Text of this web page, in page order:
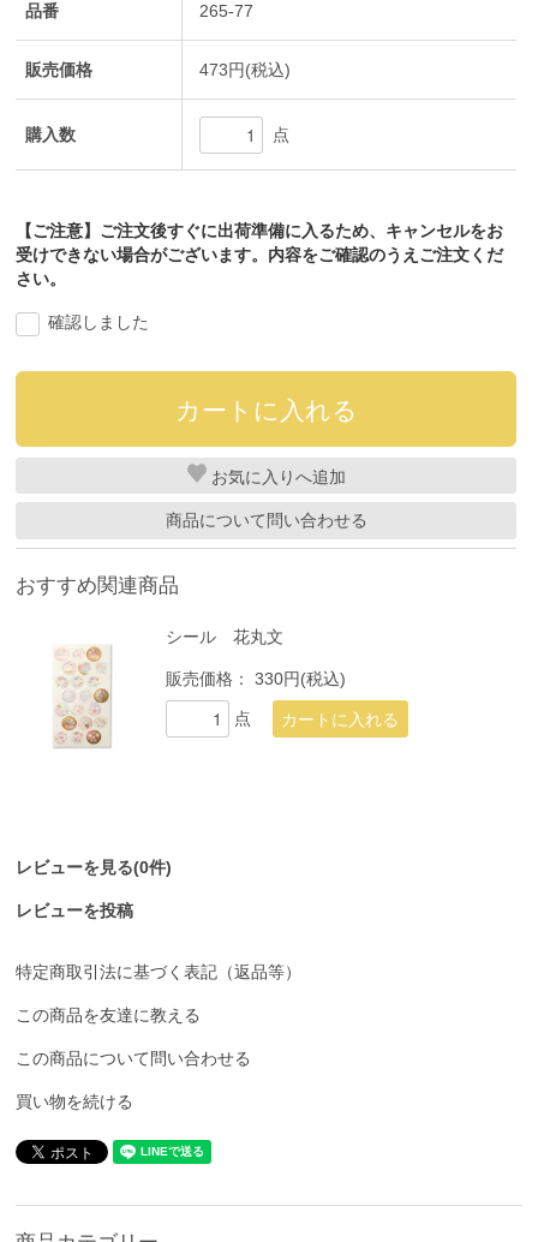
品番 265-77
販売価格 473円(税込)
購入数 点
【ご注意】ご注文後すぐに出荷準備に入るため、キャンセルをお
受けできない場合がございます。内容をご確認のうえご注文くだ
さい。
確認しました
お気に入り
商品について問い合わせる
おすすめ関連商品
シール 花丸文
販売価格：330円(税込)
点
レビューを見る(0件)
レビューを投稿
特定商取引法に基づく表記（返品等）
この商品を友達に教える
この商品について問い合わせる
買い物を続ける